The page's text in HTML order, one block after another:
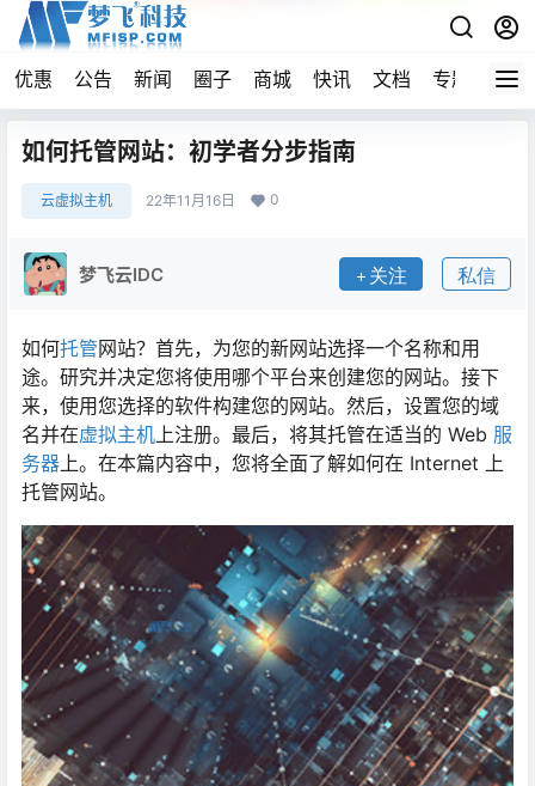
优惠 公告 新闻 圈子 商城 快讯 文档 专题 导航
如何托管网站：初学者分步指南
云虚拟主机 22年11月16日 0
梦飞云IDC 关注 私信
如何托管网站？首先，为您的新网站选择一个名称和用
途。研究并决定您将使用哪个平台来创建您的网站。接下
来，使用您选择的软件构建您的网站。然后，设置您的域
名并在虚拟主机上注册。最后，将其托管在适当的 Web 服
务器上。在本篇内容中，您将全面了解如何在 Internet 上
托管网站。